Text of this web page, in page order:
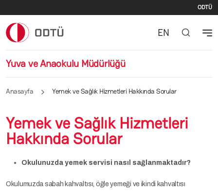
ODTÜ
Yuva ve Anaokulu Müdürlüğü
EN
Anasayfa Yemek ve Sağlık Hizmetleri Hakkında Sorular
Yemek ve Sağlık Hizmetleri
Hakkında Sorular
Okulunuzda yemek servisi nasıl sağlanmaktadır?
Okulumuzda sabah kahvaltısı, öğle yemeği ve ikindi kahvaltısı